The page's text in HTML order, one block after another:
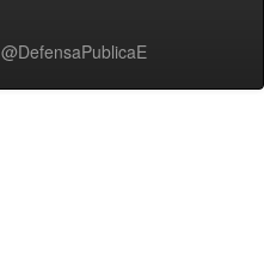
@DefensaPublicaE